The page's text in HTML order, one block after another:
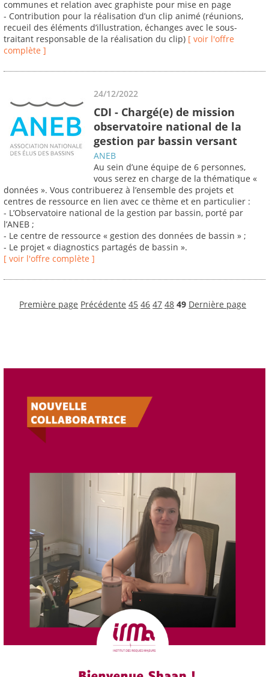
communes et relation avec graphiste pour mise en page
- Contribution pour la réalisation d’un clip animé (réunions,
recueil des éléments d’illustration, échanges avec le sous-
traitant responsable de la réalisation du clip) [ voir l'offre
complète ]
24/12/2022
CDI - Chargé(e) de mission
observatoire national de la
gestion par bassin versant
ANEB
Au sein d’une équipe de 6 personnes,
vous serez en charge de la thématique «
données ». Vous contribuerez à l’ensemble des projets et
centres de ressource en lien avec ce thème et en particulier :
- L’Observatoire national de la gestion par bassin, porté par
l’ANEB ;
- Le centre de ressource « gestion des données de bassin » ;
- Le projet « diagnostics partagés de bassin ».
[ voir l'offre complète ]
Première page Précédente 45 46 47 48 49 Dernière page